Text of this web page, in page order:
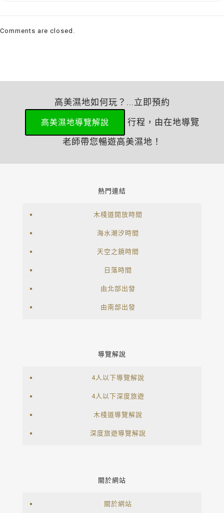
Comments are closed.
高美濕地如何玩？...立即預約
高美濕地導覽解說
行程，由在地導覽
老師帶您暢遊高美濕地！
熱門連結
木棧道開放時間
海水潮汐時間
天空之鏡時間
日落時間
由北部出發
由南部出發
導覽解說
4人以下導覽解說
4人以下深度旅遊
木棧道導覽解說
深度旅遊導覽解說
關於網站
關於網站